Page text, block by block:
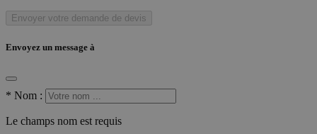
Envoyer votre demande de devis
Envoyez un message à
* Nom :
Le champs nom est requis